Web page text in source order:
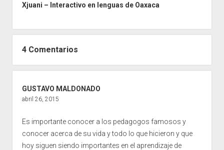
Xjuani – Interactivo en lenguas de Oaxaca
4 Comentarios
GUSTAVO MALDONADO
abril 26, 2015
Es importante conocer a los pedagogos famosos y
conocer acerca de su vida y todo lo que hicieron y que
hoy siguen siendo importantes en el aprendizaje de